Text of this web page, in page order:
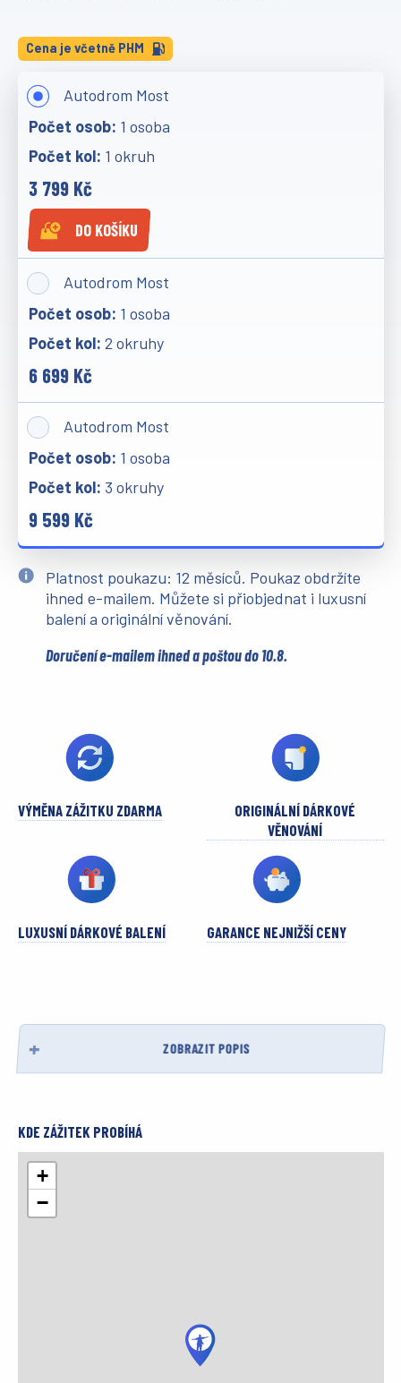
Cena je včetně PHM
Autodrom Most
1 osoba
1 okruh
3 799 Kč
DO KOŠÍKU
Autodrom Most
1 osoba
2 okruhy
6 699 Kč
Autodrom Most
1 osoba
3 okruhy
9 599 Kč
Platnost poukazu: 12 měsíců. Poukaz obdržíte
ihned e-mailem. Můžete si přiobjednat i luxusní
balení a originální věnování.
Doručení e-mailem ihned a poštou do 10.8.
VÝMĚNA ZÁŽITKU ZDARMA
ORIGINÁLNÍ DÁRKOVÉ
VĚNOVÁNÍ
LUXUSNÍ DÁRKOVÉ BALENÍ GARANCE NEJNIŽŠÍ CENY
ZOBRAZIT POPIS
KDE ZÁŽITEK PROBÍHÁ
+
−